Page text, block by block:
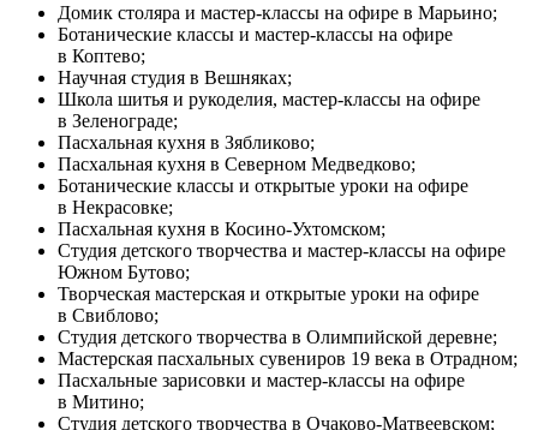
Домик столяра и мастер-классы на офире в Марьино;
Ботанические классы и мастер-классы на офире
в Коптево;
Научная студия в Вешняках;
Школа шитья и рукоделия, мастер-классы на офире
в Зеленограде;
Пасхальная кухня в Зябликово;
Пасхальная кухня в Северном Медведково;
Ботанические классы и открытые уроки на офире
в Некрасовке;
Пасхальная кухня в Косино-Ухтомском;
Студия детского творчества и мастер-классы на офире
Южном Бутово;
Творческая мастерская и открытые уроки на офире
в Свиблово;
Студия детского творчества в Олимпийской деревне;
Мастерская пасхальных сувениров 19 века в Отрадном;
Пасхальные зарисовки и мастер-классы на офире
в Митино;
Студия детского творчества в Очаково-Матвеевском;